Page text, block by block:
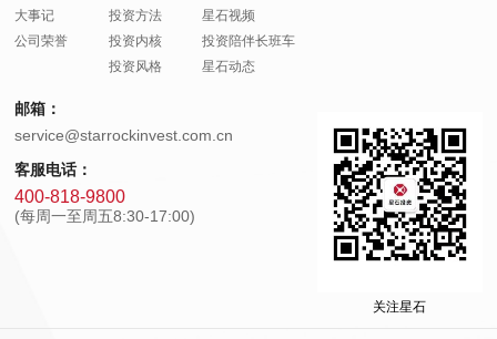
大事记
公司荣誉
投资方法
投资内核
投资风格
星石视频
投资陪伴长班车
星石动态
邮箱：
service@starrockinvest.com.cn
客服电话：
400-818-9800
(每周一至周五8:30-17:00)
关注星石